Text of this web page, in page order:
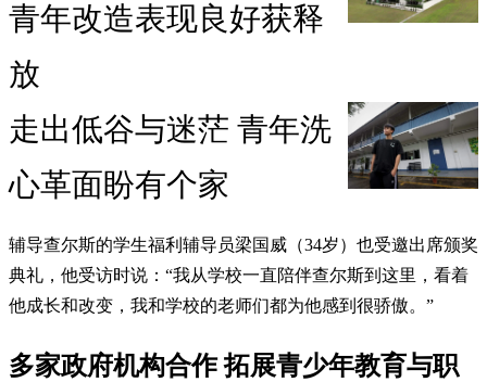
青年改造表现良好获释
放
走出低谷与迷茫 青年洗
心革面盼有个家
辅导查尔斯的学生福利辅导员梁国威（34岁）也受邀出席颁奖
典礼，他受访时说：“我从学校一直陪伴查尔斯到这里，看着
他成长和改变，我和学校的老师们都为他感到很骄傲。”
多家政府机构合作 拓展青少年教育与职